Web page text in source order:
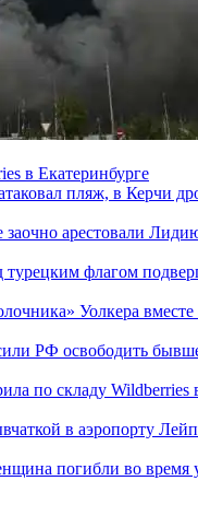
в Екатеринбурге
пляж, в Керчи
заочно арестовали
турецким флагом
Уолкера
РФ освободить
по складу Wildberries
в аэропорту
погибли во время